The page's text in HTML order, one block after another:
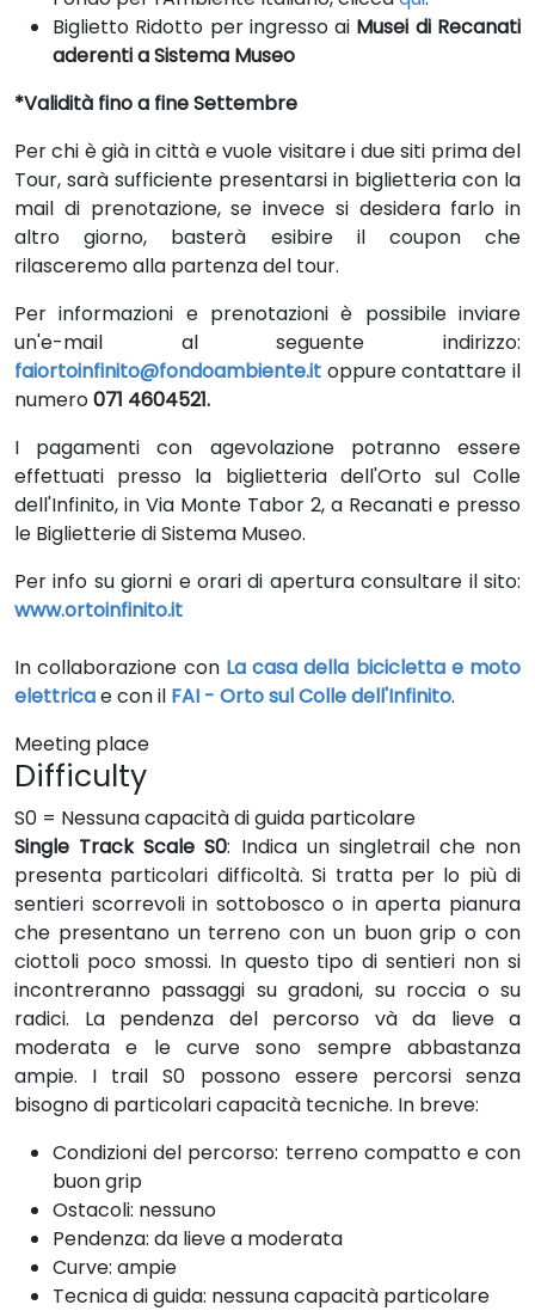
Biglietto Ridotto per ingresso ai Musei di Recanati
aderenti a Sistema Museo
*Validità fino a fine Settembre
Per chi è già in città e vuole visitare i due siti prima del
Tour, sarà sufficiente presentarsi in biglietteria con la
mail di prenotazione, se invece si desidera farlo in
altro giorno, basterà esibire il coupon che
rilasceremo alla partenza del tour.
Per informazioni e prenotazioni è possibile inviare
un'e-mail al seguente indirizzo:
faiortoinfinito@fondoambiente.it oppure contattare il
numero071 4604521.
I pagamenti con agevolazione potranno essere
effettuati presso la biglietteria dell'Orto sul Colle
dell'Infinito, in Via Monte Tabor 2, a Recanati e presso
le Biglietterie di Sistema Museo.
Per info su giorni e orari di apertura consultare il sito:
www.ortoinfinito.it
In collaborazione con La casa della bicicletta e moto
elettricaecon il FAI - Orto sul Colle dell'Infinito.
Meeting place
Difficulty
S0 = Nessuna capacità di guida particolare
Single Track Scale S0: Indica un singletrail che non
presenta particolari difficoltà. Si tratta per lo più di
sentieri scorrevoli in sottobosco o in aperta pianura
che presentano un terreno con un buon grip o con
ciottoli poco smossi. In questo tipo di sentieri non si
incontreranno passaggi su gradoni, su roccia o su
radici. La pendenza del percorso và da lieve a
moderata e le curve sono sempre abbastanza
ampie. I trail S0 possono essere percorsi senza
bisogno di particolari capacità tecniche. In breve:
Condizioni del percorso: terreno compatto e con
buon grip
Ostacoli: nessuno
Pendenza: da lieve a moderata
Curve: ampie
Tecnica di guida: nessuna capacità particolare